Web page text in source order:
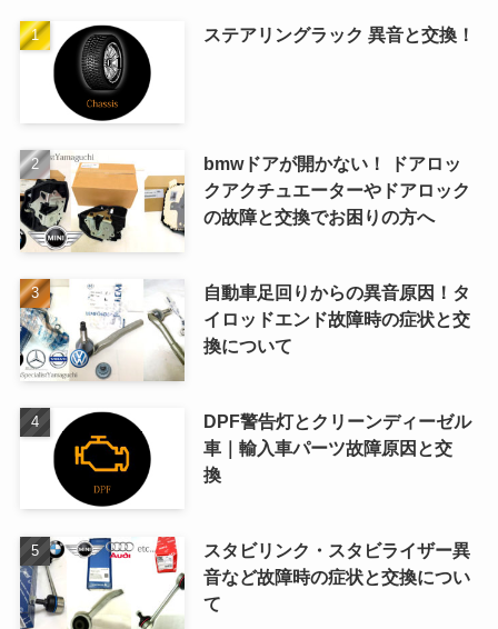
ステアリングラック 異音と交換！
bmwドアが開かない！ ドアロッ
クアクチュエーターやドアロック
の故障と交換でお困りの方へ
自動車足回りからの異音原因！タ
イロッドエンド故障時の症状と交
換について
DPF警告灯とクリーンディーゼル
車｜輸入車パーツ故障原因と交
換
スタビリンク・スタビライザー異
音など故障時の症状と交換につい
て